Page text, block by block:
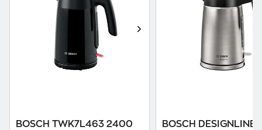
BOSCH TWK7L463 2400
BOSCH DESIGNLINE